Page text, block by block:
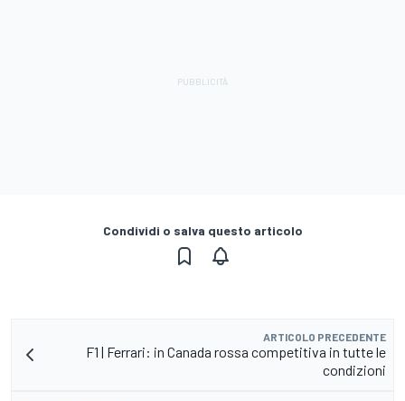
Condividi o salva questo articolo
ARTICOLO PRECEDENTE
F1 | Ferrari: in Canada rossa competitiva in tutte le
condizioni